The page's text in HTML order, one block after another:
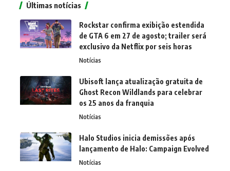
Últimas notícias
Rockstar confirma exibição estendida
de GTA 6 em 27 de agosto; trailer será
exclusivo da Netflix por seis horas
Notícias
Ubisoft lança atualização gratuita de
Ghost Recon Wildlands para celebrar
os 25 anos da franquia
Notícias
Halo Studios inicia demissões após
lançamento de Halo: Campaign Evolved
Notícias